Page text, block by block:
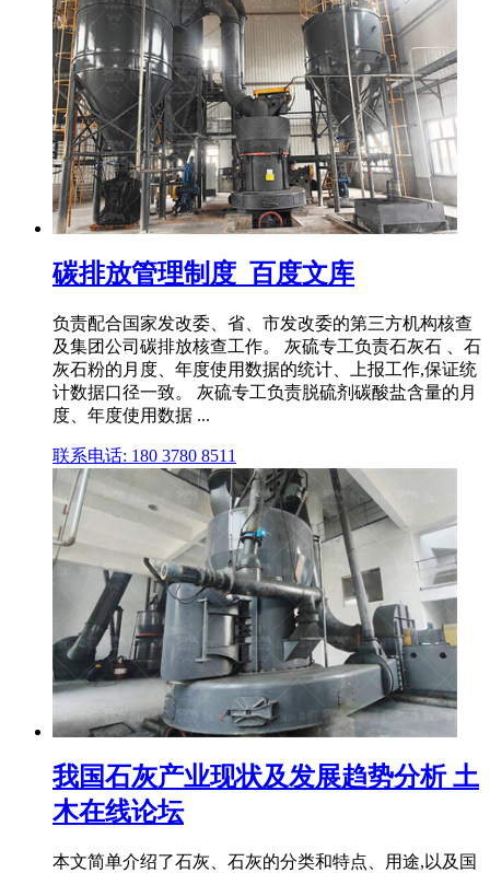
碳排放管理制度_百度文库
负责配合国家发改委、省、市发改委的第三方机构核查
及集团公司碳排放核查工作。 灰硫专工负责石灰石 、石
灰石粉的月度、年度使用数据的统计、上报工作,保证统
计数据口径一致。 灰硫专工负责脱硫剂碳酸盐含量的月
度、年度使用数据 ...
联系电话: 180 3780 8511
我国石灰产业现状及发展趋势分析 土
木在线论坛
本文简单介绍了石灰、石灰的分类和特点、用途,以及国